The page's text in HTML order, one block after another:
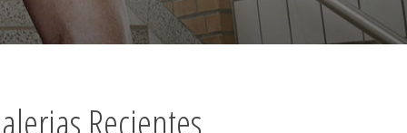
Recientes